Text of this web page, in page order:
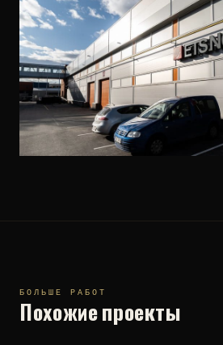
БОЛЬШЕ РАБОТ
Похожие проекты